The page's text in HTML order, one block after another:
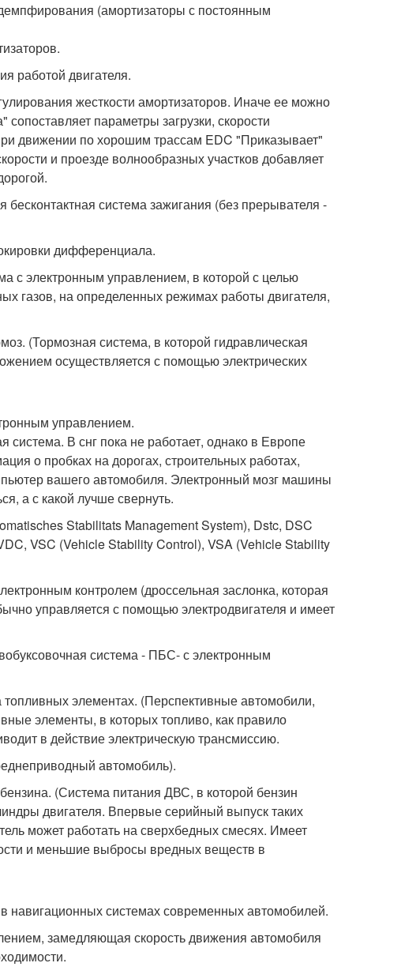
(амортизаторы с постоянным
работой двигателя.
жесткости амортизаторов. Иначе ее можно
параметры загрузки, скорости
движении по хорошим трассам EDC "Приказывает"
и проезде волнообразных участков добавляет
система зажигания (без прерывателя -
дифференциала.
с электронным управлением, в которой с целью
газов, на определенных режимах работы двигателя,
(Тормозная система, в которой гидравлическая
осуществляется с помощью электрических
управлением.
система. В снг пока не работает, однако в Европе
о пробках на дорогах, строительных работах,
вашего автомобиля. Электронный мозг машины
а с какой лучше свернуть.
Stabilitats Management System), Dstc, DSC
VSC (Vehicle Stability Control), VSA (Vehicle Stability
контролем (дроссельная заслонка, которая
управляется с помощью электродвигателя и имеет
система - ПБС- с электронным
элементах. (Перспективные автомобили,
элементы, в которых топливо, как правило
в действие электрическую трансмиссию.
автомобиль).
(Система питания ДВС, в которой бензин
двигателя. Впервые серийный выпуск таких
может работать на сверхбедных смесях. Имеет
и меньшие выбросы вредных веществ в
навигационных системах современных автомобилей.
замедляющая скорость движения автомобиля